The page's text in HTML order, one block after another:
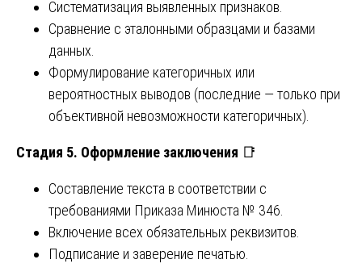
Систематизация выявленных признаков.
Сравнение с эталонными образцами и базами
данных.
Формулирование категоричных или
вероятностных выводов (последние — только при
объективной невозможности категоричных).
Стадия 5. Оформление заключения 📑
Составление текста в соответствии с
требованиями Приказа Минюста № 346.
Включение всех обязательных реквизитов.
Подписание и заверение печатью.